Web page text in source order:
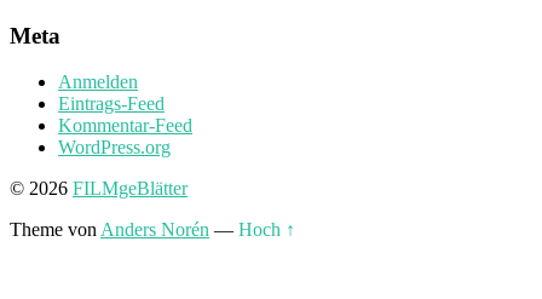
Meta
Anmelden
Eintrags-Feed
Kommentar-Feed
WordPress.org
© 2026 FILMgeBlätter
Theme von Anders Norén — Hoch ↑